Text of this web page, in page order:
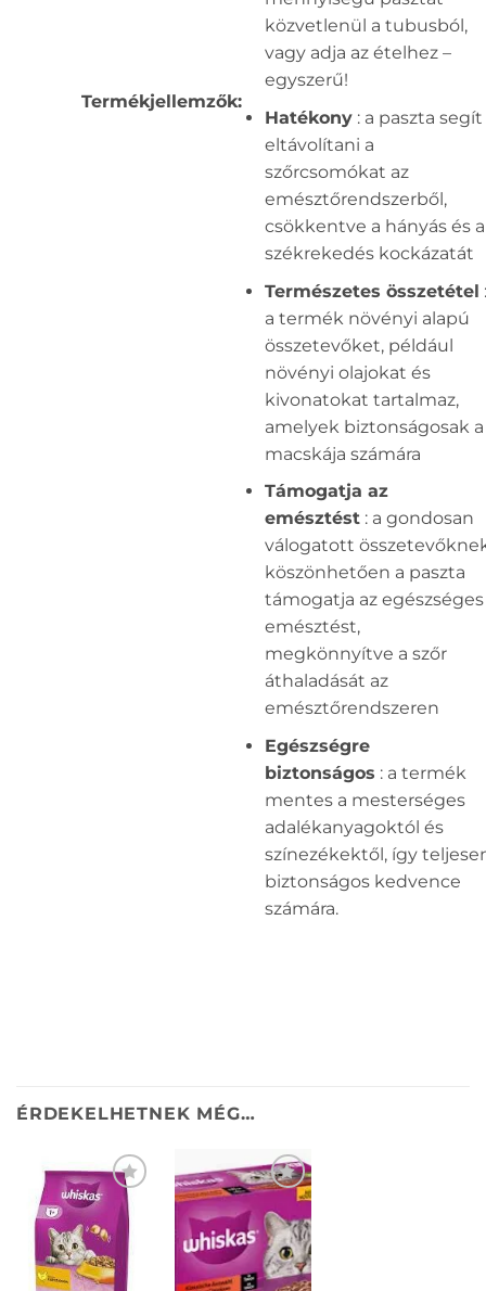
Termékjellemzők:
közvetlenül a tubusból,
vagy adja az ételhez –
egyszerű!
Hatékony: a paszta segít
eltávolítani a
szőrcsomókat az
emésztőrendszerből,
csökkentve a hányás és a
székrekedés kockázatát
Természetes összetétel :
a termék növényi alapú
összetevőket, például
növényi olajokat és
kivonatokat tartalmaz,
amelyek biztonságosak a
macskája számára
Támogatja az
emésztést: a gondosan
válogatott
köszönhetően a paszta
támogatja az egészséges
emésztést,
megkönnyítve a szőr
áthaladását az
emésztőrendszeren
Egészségre
biztonságos : a termék
mentes a mesterséges
adalékanyagoktól és
színezékektől, így
biztonságos kedvence
számára.
ÉRDEKELHETNEK MÉG…